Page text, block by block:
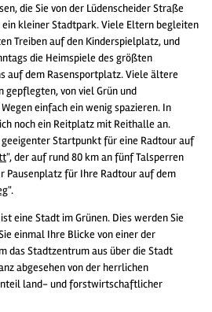
die Sie von der Lüdenscheider Straße
ein kleiner Stadtpark. Viele Eltern begleiten
Treiben auf den Kinderspielplatz, und
die Heimspiele des größten
auf dem Rasensportplatz. Viele ältere
gepflegten, von viel Grün und
einfach ein wenig spazieren. In
noch ein Reitplatz mit Reithalle an.
Startpunkt für eine Radtour auf
", der auf rund 80 km an fünf Talsperren
Pausenplatz für Ihre Radtour auf dem
".
eine Stadt im Grünen. Dies werden Sie
einmal Ihre Blicke von einer der
das Stadtzentrum aus über die Stadt
abgesehen von der herrlichen
land- und forstwirtschaftlicher